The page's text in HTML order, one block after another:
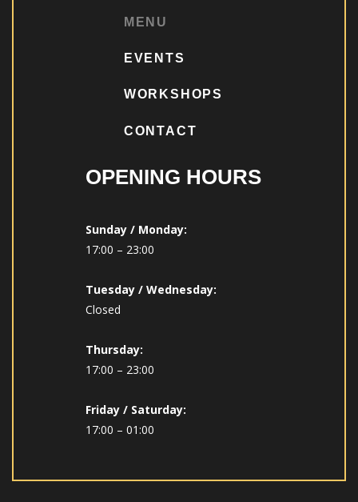
MENU
EVENTS
WORKSHOPS
CONTACT
OPENING HOURS
Sunday / Monday:
17:00 – 23:00
Tuesday / Wednesday:
Closed
Thursday:
17:00 – 23:00
Friday / Saturday:
17:00 – 01:00